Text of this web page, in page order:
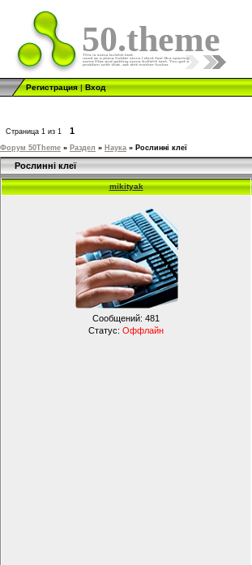
50.theme
Регистрация|Вход
Страница 1 из 1 1
Форум 50Theme » Раздел » Наука » Рослинні клеї
Рослинні клеї
mikityak
Сообщений: 481
Статус: Оффлайн